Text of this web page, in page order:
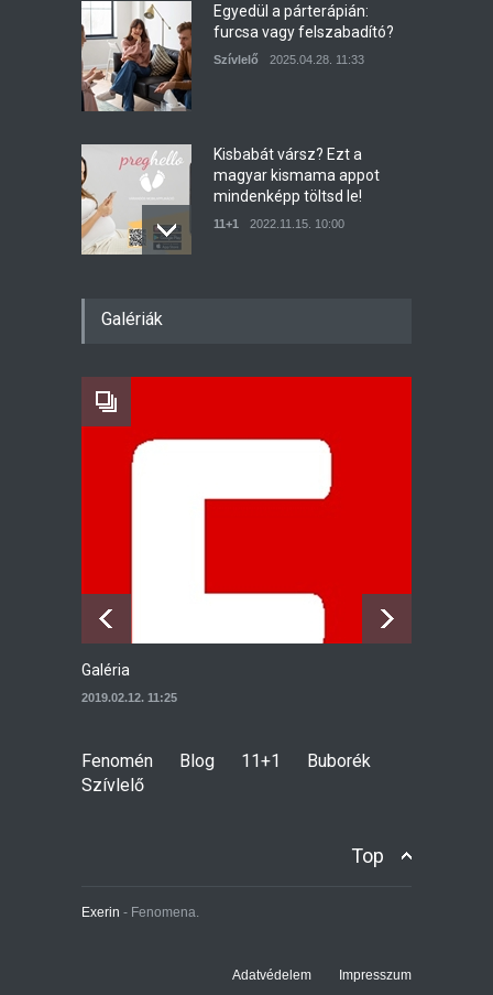
Egyedül a párterápián:
furcsa vagy felszabadító?
Szívlelő 2025.04.28. 11:33
Kisbabát vársz? Ezt a
magyar kismama appot
mindenképp töltsd le!
11+1 2022.11.15. 10:00
Ahol a test és a lélek is
Testtudat Konferencia újra!
Galériák
Galéria
2019.02.12. 11:25
Fenomén Blog 11+1
Buborék
Szívlelő
Top
Exerin - Fenomena.
Adatvédelem Impresszum